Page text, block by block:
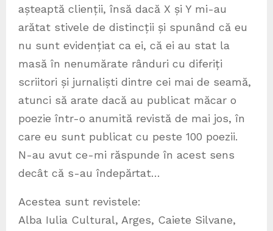
așteaptă clienții, însă dacă X și Y mi-au
arătat stivele de distincții și spunând că eu
nu sunt evidențiat ca ei, că ei au stat la
masă în nenumărate rânduri cu diferiți
scriitori și jurnaliști dintre cei mai de seamă,
atunci să arate dacă au publicat măcar o
poezie într-o anumită revistă de mai jos, în
care eu sunt publicat cu peste 100 poezii.
N-au avut ce-mi răspunde în acest sens
decât că s-au îndepărtat…
Acestea sunt revistele:
Alba Iulia Cultural, Arges, Caiete Silvane,